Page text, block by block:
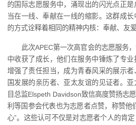
的国际志愿服务中，涌现出的闪光点正
当在一线、奉献在一线的缩影。这群成
的方式诠释着相同的精神内核：奉献、友
此次APEC第一次高官会的志愿服务
中收获了成长，他们在服务中锤炼了专业
增强了责任担当，成为青春风采的展示
国发展的亲历者、亚太友谊的见证者。
目总监Elspeth Davidson致信高度赞扬志
利等国参会代表也为志愿者点赞，称赞他
心”。这些认可不仅是对志愿者个人的肯